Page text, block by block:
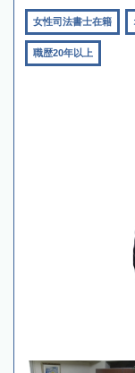
女性司法書士在籍
職歴20年以上